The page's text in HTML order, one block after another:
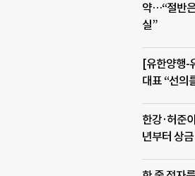
약…“절반
실”
[유한양행-
대표 “선의
한강·허준
년부터 상